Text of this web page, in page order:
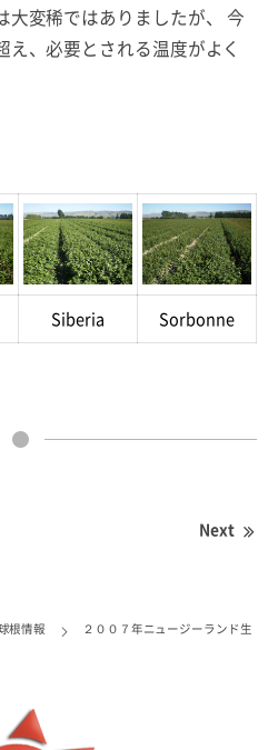
大変稀ではありましたが、 今
、必要とされる温度がよく
Siberia Sorbonne
Next
根情報
２００７年ニュージーランド生